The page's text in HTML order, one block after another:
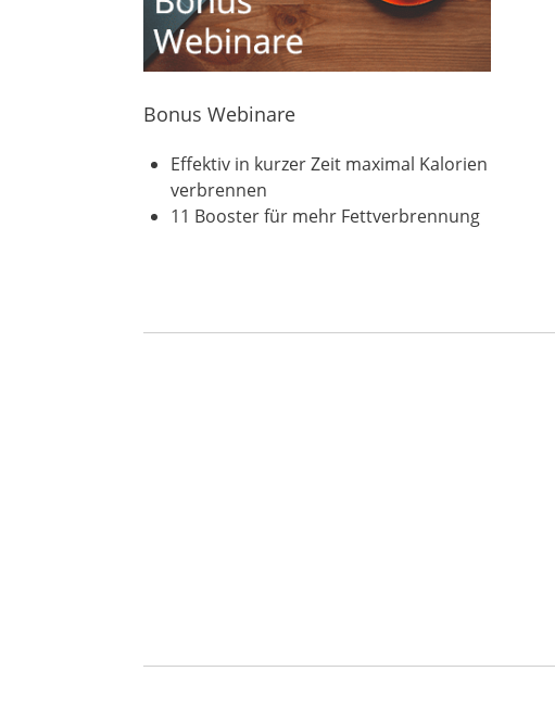
Bonus Webinare
Effektiv in kurzer Zeit maximal Kalorien
verbrennen
11 Booster für mehr Fettverbrennung